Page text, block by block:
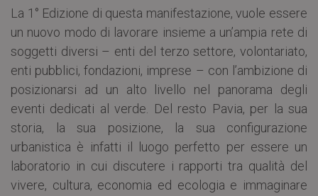
La 1° Edizione di questa manifestazione, vuole essere
un nuovo modo di lavorare insieme a un’ampia rete di
soggetti diversi – enti del terzo settore, volontariato,
enti pubblici, fondazioni, imprese – con l’ambizione di
posizionarsi ad un alto livello nel panorama degli
eventi dedicati al verde. Del resto Pavia, per la sua
storia, la sua posizione, la sua configurazione
urbanistica è infatti il luogo perfetto per essere un
laboratorio in cui discutere i rapporti tra qualità del
vivere, cultura, economia ed ecologia e immaginare